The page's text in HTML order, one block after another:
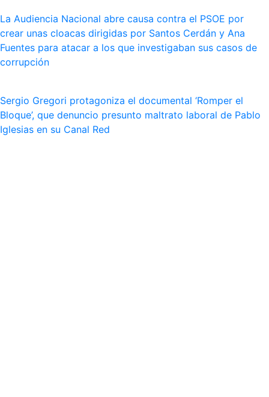
La Audiencia Nacional abre causa contra el PSOE por
crear unas cloacas dirigidas por Santos Cerdán y Ana
Fuentes para atacar a los que investigaban sus casos de
corrupción
Sergio Gregori protagoniza el documental ‘Romper el
Bloque’, que denuncio presunto maltrato laboral de Pablo
Iglesias en su Canal Red